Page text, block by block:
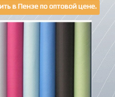
в Пензе по оптовой цене.